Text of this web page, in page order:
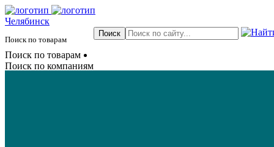
Челябинск
Поиск по товарам
Поиск по товарам
Поиск по компаниям